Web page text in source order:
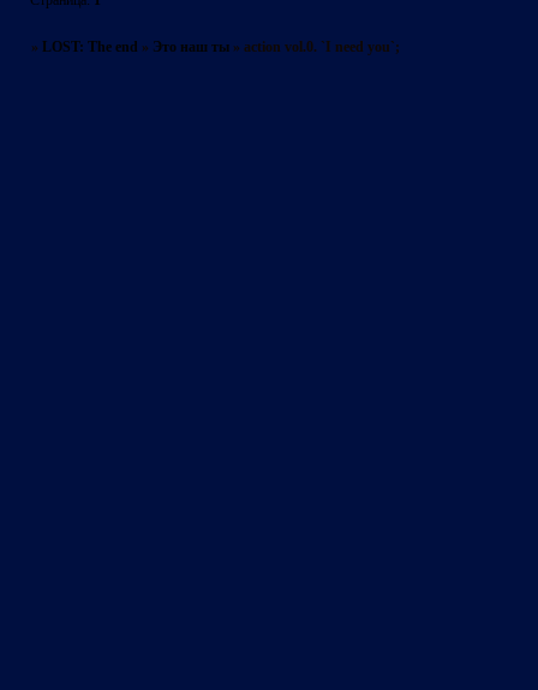
» LOST: The end » Это наш ты » action vol.0. `I need you`;